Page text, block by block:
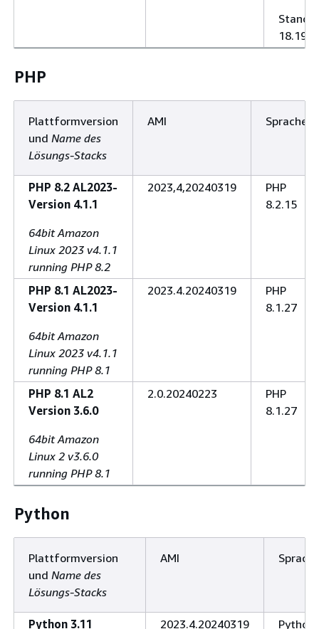
18.19.1
PHP
Plattformversion
und Name des
Lösungs-Stacks
AMI Sprache
PHP 8.2 AL2023-
Version 4.1.1
64bit Amazon
Linux 2023 v4.1.1
running PHP 8.2
2023,4,20240319
PHP
8.2.15
PHP 8.1 AL2023-
Version 4.1.1
64bit Amazon
Linux 2023 v4.1.1
running PHP 8.1
2023.4.20240319
PHP
8.1.27
PHP 8.1 AL2
Version 3.6.0
64bit Amazon
Linux 2 v3.6.0
running PHP 8.1
2.0.20240223
PHP
8.1.27
Python
Plattformversion
und Name des
Lösungs-Stacks
AMI
Python 3.11
2023.4.20240319
Python